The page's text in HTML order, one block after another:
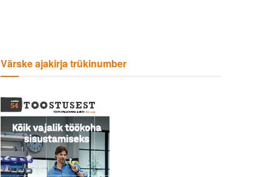
Värske ajakirja trükinumber